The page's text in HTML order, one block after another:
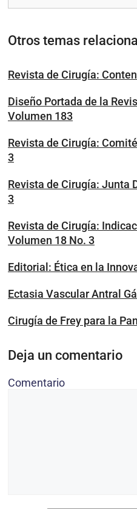
Otros temas
Revista de Cirugía:
Diseño Portada de la
Volumen 183
Revista de Cirugía:
3
Revista de Cirugía: Junta
3
Revista de Cirugía:
Volumen 18 No. 3
Editorial: Ética en la
Ectasia Vascular Antral
Cirugía de Frey para la
Deja un comentario
Comentario